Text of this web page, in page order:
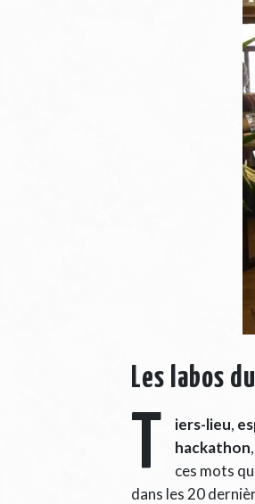
Les labos
T iers-lieu,
hackathon,
ces mots
dans les 20